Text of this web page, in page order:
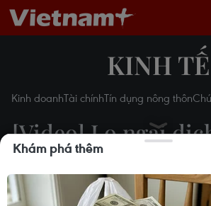
KINH TẾ
Kinh doanhTài chínhTín dụng nông thôn
[Video] Lo ngại
19, giá vàng trong
mạnh
Khám phá thêm